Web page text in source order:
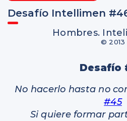
Inscreva-
Desafío Intellimen
Hombres.
© 2013
Desafío
No hacerlo hasta no
#45
Si quiere formar